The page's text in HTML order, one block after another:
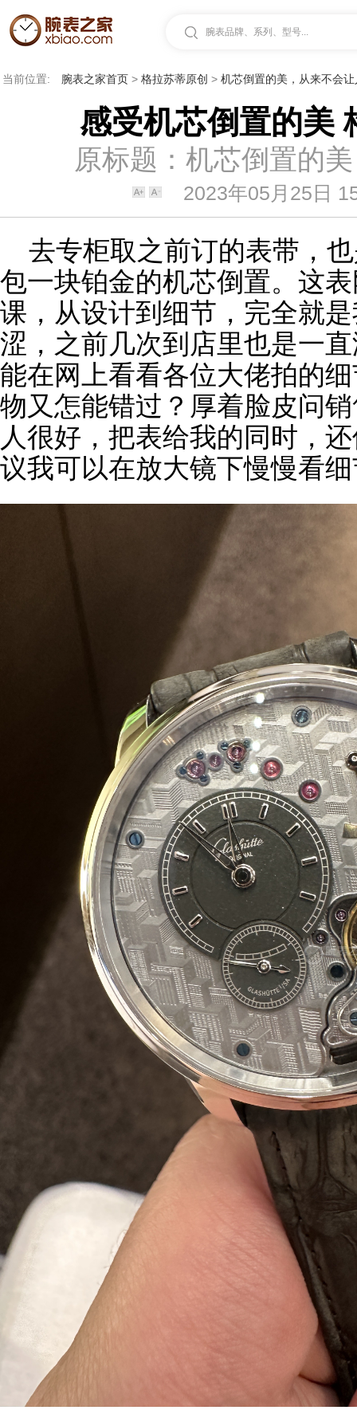
腕表品牌、系列、型号...
当前位置: 腕表之家首页 > 格拉苏蒂原创 > 机芯倒置的美，从来不会
感受机芯倒置的美
原标题：机芯倒置的
2023年05月25日
去专柜取之前订的表带，
包一块铂金的机芯倒置。这
课，从设计到细节，完全就
涩，之前几次到店里也是一
能在网上看看各位大佬拍的
物又怎能错过？厚着脸皮问
人很好，把表给我的同时，
议我可以在放大镜下慢慢看